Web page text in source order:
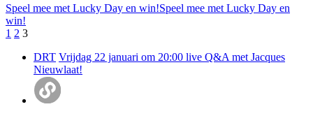
Speel mee met Lucky Day en win!Speel mee met Lucky Day en
win!
1 2 3
DRT Vrijdag 22 januari om 20:00 live Q&A met Jacques
Nieuwlaat!